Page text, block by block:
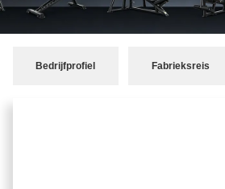
Bedrijfprofiel Fabrieksreis